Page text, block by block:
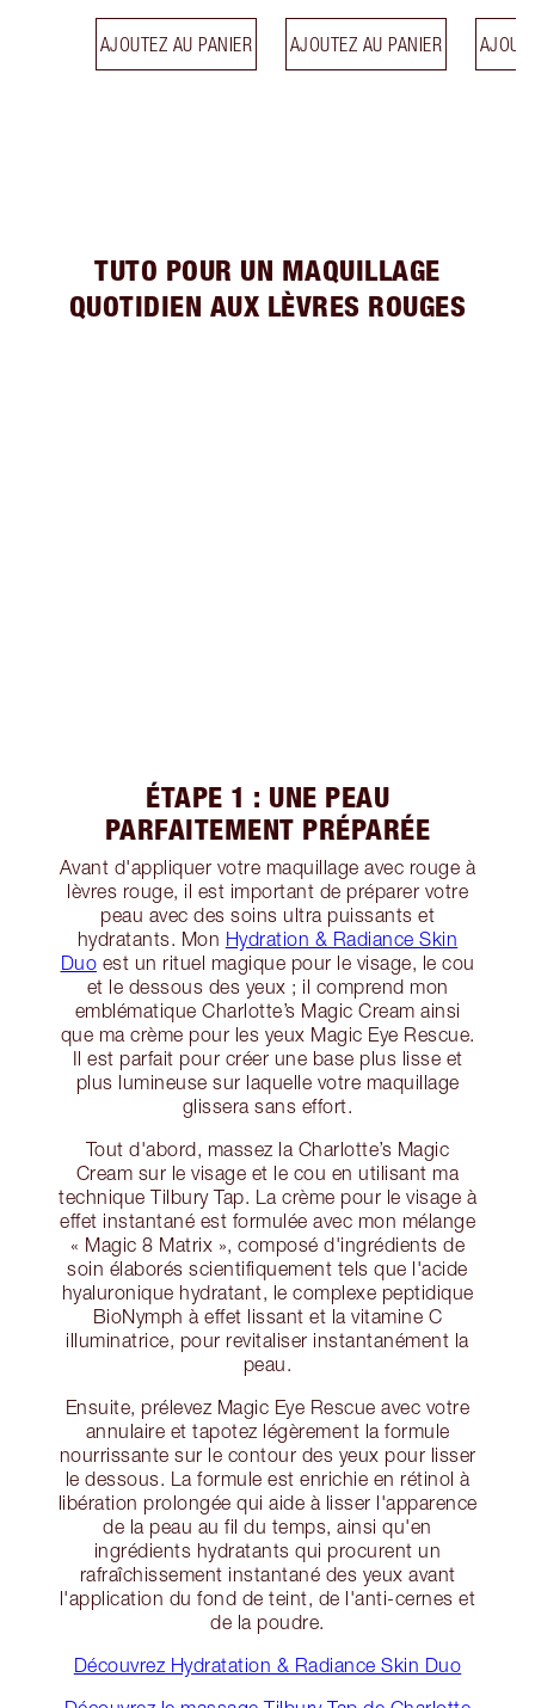
AJOUTEZ AU PANIER AJOUTEZ AU PANIER
TUTO POUR UN MAQUILLAGE
QUOTIDIEN AUX LÈVRES ROUGES
ÉTAPE 1 : UNE PEAU
PARFAITEMENT PRÉPARÉE
Avant d'appliquer votre maquillage avec rouge à
lèvres rouge, il est important de préparer votre
peau avec des soins ultra puissants et
hydratants. Mon Hydration & Radiance Skin
Duo est un rituel magique pour le visage, le cou
et le dessous des yeux ; il comprend mon
emblématique Charlotte’s Magic Cream ainsi
que ma crème pour les yeux Magic Eye Rescue.
Il est parfait pour créer une base plus lisse et
plus lumineuse sur laquelle votre maquillage
glissera sans effort.
Tout d'abord, massez la Charlotte’s Magic
Cream sur le visage et le cou en utilisant ma
technique Tilbury Tap. La crème pour le visage à
effet instantané est formulée avec mon mélange
« Magic 8 Matrix », composé d'ingrédients de
soin élaborés scientifiquement tels que l'acide
hyaluronique hydratant, le complexe peptidique
BioNymph à effet lissant et la vitamine C
illuminatrice, pour revitaliser instantanément la
peau.
Ensuite, prélevez Magic Eye Rescue avec votre
annulaire et tapotez légèrement la formule
nourrissante sur le contour des yeux pour lisser
le dessous. La formule est enrichie en rétinol à
libération prolongée qui aide à lisser l'apparence
de la peau au fil du temps, ainsi qu'en
ingrédients hydratants qui procurent un
rafraîchissement instantané des yeux avant
l'application du fond de teint, de l'anti-cernes et
de la poudre.
Découvrez Hydratation & Radiance Skin Duo